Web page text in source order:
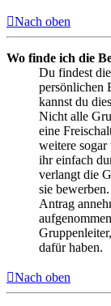
Nach oben
Wo finde ich die
Du findest
persönlichen
kannst du
Nicht alle
eine
weitere
ihr einfach
verlangt die
sie
Antrag
dafür haben.
Nach oben